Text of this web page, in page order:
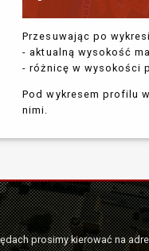
Przesuwając po
- aktualną wysokość
- różnicę w wysokości
Pod wykresem profilu
nimi.
prosimy kierować na